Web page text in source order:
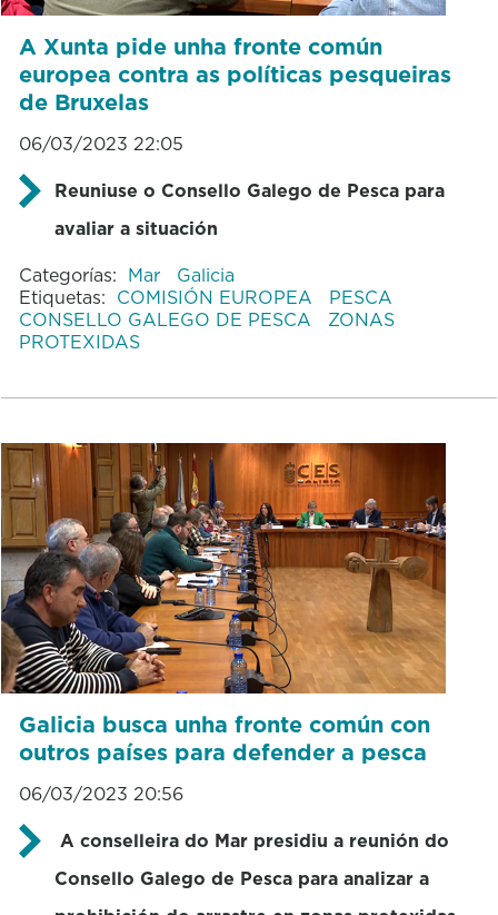
A Xunta pide unha fronte común
europea contra as políticas pesqueiras
de Bruxelas
06/03/2023 22:05
Reuniuse o Consello Galego de Pesca para
avaliar a situación
Categorías: Mar
Galicia
Etiquetas: COMISIÓN EUROPEA
PESCA
CONSELLO GALEGO DE PESCA
ZONAS
PROTEXIDAS
Galicia busca unha fronte común con
outros países para defender a pesca
06/03/2023 20:56
A conselleira do Mar presidiu a reunión do
Consello Galego de Pesca para analizar a